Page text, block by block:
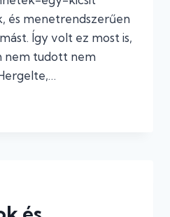
és menetrendszerűen
Így volt ez most is,
nem tudott nem